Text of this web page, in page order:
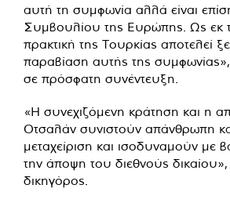
αυτή τη συμφωνία αλλά είναι
Συμβουλίου της Ευρώπης. Ως εκ
πρακτική της Τουρκίας αποτελεί
παραβίαση αυτής της
σε πρόσφατη συνέντευξη.
«Η συνεχιζόμενη κράτηση και η
Οτσαλάν συνιστούν απάνθρωπη
μεταχείριση και ισοδυναμούν με
την άποψη του διεθνούς
δικηγόρος.